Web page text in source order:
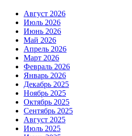
Август 2026
Июль 2026
Июнь 2026
Май 2026
Апрель 2026
Март 2026
Февраль 2026
Январь 2026
Декабрь 2025
Ноябрь 2025
Октябрь 2025
Сентябрь 2025
Август 2025
Июль 2025